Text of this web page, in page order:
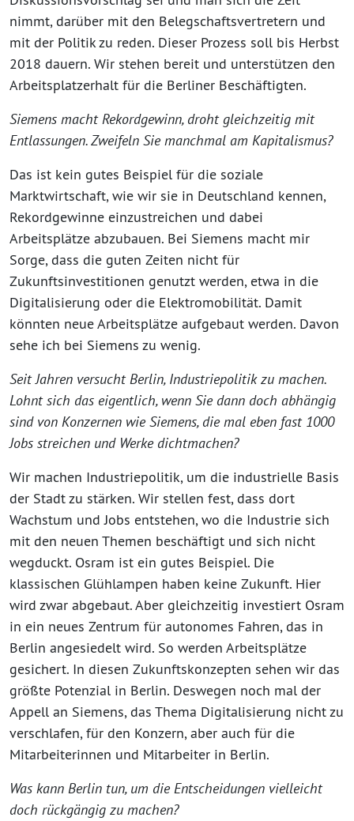
nimmt, darüber mit den Belegschaftsvertretern und
mit der Politik zu reden. Dieser Prozess soll bis Herbst
2018 dauern. Wir stehen bereit und unterstützen den
Arbeitsplatzerhalt für die Berliner Beschäftigten.
Siemens macht Rekordgewinn, droht gleichzeitig mit
Entlassungen. Zweifeln Sie manchmal am Kapitalismus?
Das ist kein gutes Beispiel für die soziale
Marktwirtschaft, wie wir sie in Deutschland kennen,
Rekordgewinne einzustreichen und dabei
Arbeitsplätze abzubauen. Bei Siemens macht mir
Sorge, dass die guten Zeiten nicht für
Zukunftsinvestitionen genutzt werden, etwa in die
Digitalisierung oder die Elektromobilität. Damit
könnten neue Arbeitsplätze aufgebaut werden. Davon
sehe ich bei Siemens zu wenig.
Seit Jahren versucht Berlin, Industriepolitik zu machen.
Lohnt sich das eigentlich, wenn Sie dann doch abhängig
sind von Konzernen wie Siemens, die mal eben fast 1000
Jobs streichen und Werke dichtmachen?
Wir machen Industriepolitik, um die industrielle Basis
der Stadt zu stärken. Wir stellen fest, dass dort
Wachstum und Jobs entstehen, wo die Industrie sich
mit den neuen Themen beschäftigt und sich nicht
wegduckt. Osram ist ein gutes Beispiel. Die
klassischen Glühlampen haben keine Zukunft. Hier
wird zwar abgebaut. Aber gleichzeitig investiert Osram
in ein neues Zentrum für autonomes Fahren, das in
Berlin angesiedelt wird. So werden Arbeitsplätze
gesichert. In diesen Zukunftskonzepten sehen wir das
größte Potenzial in Berlin. Deswegen noch mal der
Appell an Siemens, das Thema Digitalisierung nicht zu
verschlafen, für den Konzern, aber auch für die
Mitarbeiterinnen und Mitarbeiter in Berlin.
Was kann Berlin tun, um die Entscheidungen vielleicht
doch rückgängig zu machen?